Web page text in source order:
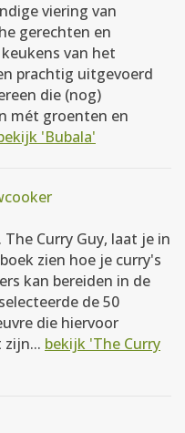
viering van
gerechten en
van het
prachtig uitgevoerd
die (nog)
mét groenten en
'Bubala'
The Curry Guy, laat je in
zien hoe je curry's
kan bereiden in de
de 50
die hiervoor
bekijk 'The Curry